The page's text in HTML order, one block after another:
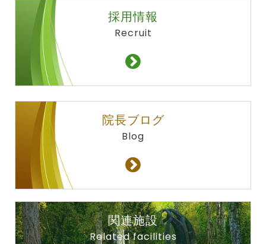
採用情報
Recruit
院長ブログ
Blog
関連施設
Related facilities